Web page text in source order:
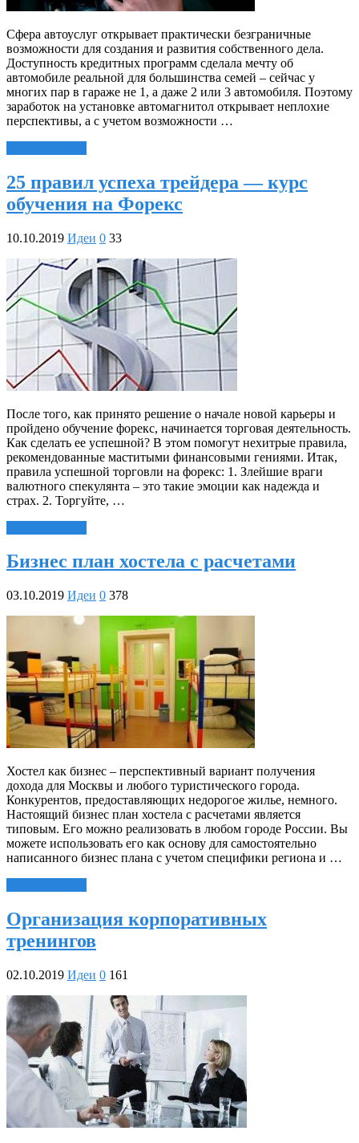
Сфера автоуслуг открывает практически безграничные
возможности для создания и развития собственного дела.
Доступность кредитных программ сделала мечту об
автомобиле реальной для большинства семей – сейчас у
многих пар в гараже не 1, а даже 2 или 3 автомобиля. Поэтому
заработок на установке автомагнитол открывает неплохие
перспективы, а с учетом возможности …
25 правил успеха трейдера — курс
обучения на Форекс
10.10.2019 Идеи 0 33
После того, как принято решение о начале новой карьеры и
пройдено обучение форекс, начинается торговая деятельность.
Как сделать ее успешной? В этом помогут нехитрые правила,
рекомендованные маститыми финансовыми гениями. Итак,
правила успешной торговли на форекс: 1. Злейшие враги
валютного спекулянта – это такие эмоции как надежда и
страх. 2. Торгуйте, …
Бизнес план хостела с расчетами
03.10.2019 Идеи 0 378
Хостел как бизнес – перспективный вариант получения
дохода для Москвы и любого туристического города.
Конкурентов, предоставляющих недорогое жилье, немного.
Настоящий бизнес план хостела с расчетами является
типовым. Его можно реализовать в любом городе России. Вы
можете использовать его как основу для самостоятельно
написанного бизнес плана с учетом специфики региона и …
Организация корпоративных
тренингов
02.10.2019 Идеи 0 161